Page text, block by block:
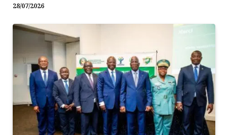
28/07/2026